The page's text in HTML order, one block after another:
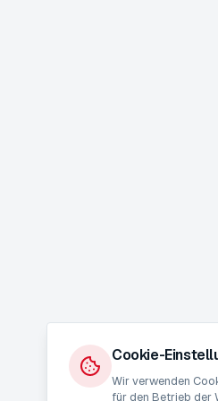
Cookie-
Wir verwenden
für den Betrieb der